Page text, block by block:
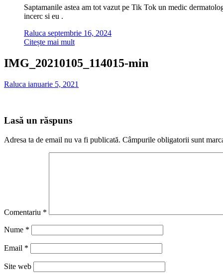
Saptamanile astea am tot vazut pe Tik Tok un medic
incerc si eu .
Raluca septembrie 16, 2024
Citește mai mult
IMG_20210105_114015-min
Raluca ianuarie 5, 2021
Lasă un răspuns
Adresa ta de email nu va fi publicată. Câmpurile obligatorii sunt
Comentariu *
Nume *
Email *
Site web